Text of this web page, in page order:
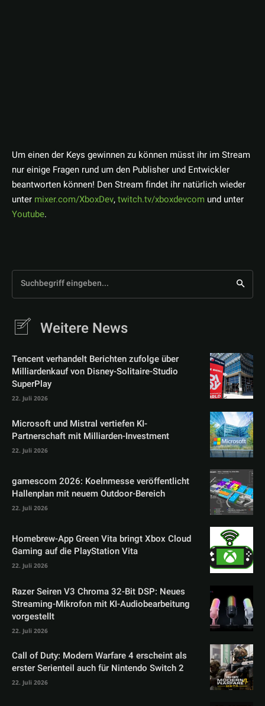
Um einen der Keys gewinnen zu können müsst ihr im Stream
nur einige Fragen rund um den Publisher und Entwickler
beantworten können! Den Stream findet ihr natürlich wieder
unter mixer.com/XboxDev,twitch.tv/xboxdevcom und unter
Youtube.
Suchbegriff eingeben...
Weitere News
Tencent verhandelt Berichten zufolge über
Milliardenkauf von Disney-Solitaire-Studio
SuperPlay
22. Juli 2026
Microsoft und Mistral vertiefen KI-
Partnerschaft mit Milliarden-Investment
22. Juli 2026
gamescom 2026: Koelnmesse veröffentlicht
Hallenplan mit neuem Outdoor-Bereich
22. Juli 2026
Homebrew-App Green Vita bringt Xbox Cloud
Gaming auf die PlayStation Vita
22. Juli 2026
Razer Seiren V3 Chroma 32-Bit DSP: Neues
Streaming-Mikrofon mit KI-Audiobearbeitung
vorgestellt
22. Juli 2026
Call of Duty: Modern Warfare 4 erscheint als
erster Serienteil auch für Nintendo Switch 2
22. Juli 2026